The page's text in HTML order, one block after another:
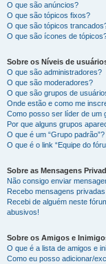
O que são anúncios?
O que são tópicos fixos?
O que são tópicos
O que são ícones de
Sobre os Níveis de
O que são administradores?
O que são moderadores?
O que são grupos de
Onde estão e como me
Como posso ser líder de um
Por que alguns grupos
O que é um “Grupo padrão”?
O que é o link “Equipe do
Sobre as Mensagens
Não consigo enviar
Recebo mensagens
Recebi de alguém neste
abusivos!
Sobre os Amigos e
O que é a lista de amigos e
Como eu posso adicionar/